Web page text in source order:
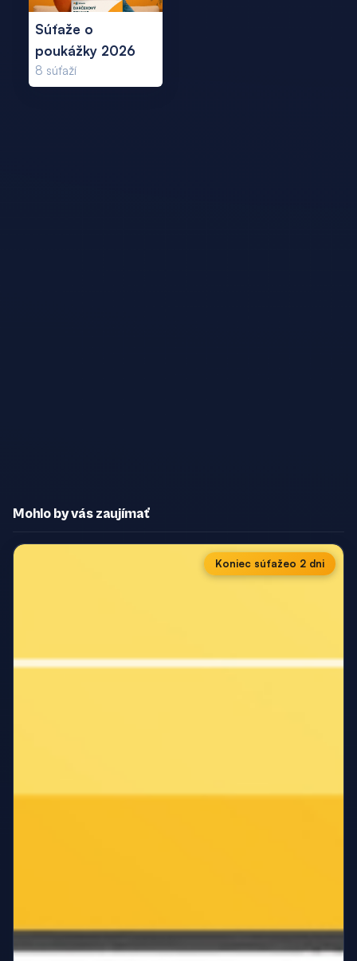
Súťaže o
poukážky 2026
8 súťaží
Mohlo by vás zaujímať
Koniec súťažeo 2 dni